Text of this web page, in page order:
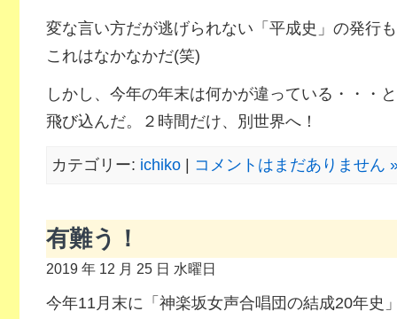
変な言い方だが逃げられない「平成史」の発行
これはなかなかだ(笑)
しかし、今年の年末は何かが違っている・・・
飛び込んだ。２時間だけ、別世界へ！
カテゴリー: ichiko| コメントはまだありません
有難う！
2019 年 12 月 25 日 水曜日
今年11月末に「神楽坂女声合唱団の結成20年史